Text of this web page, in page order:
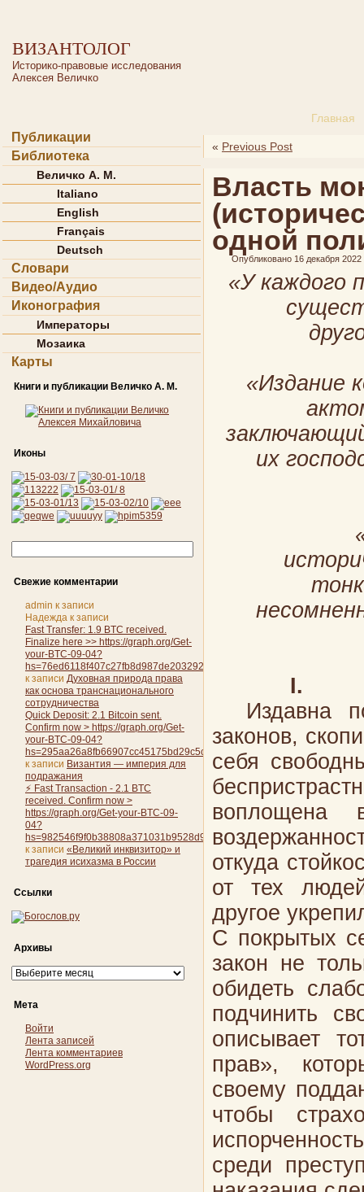
ВИЗАНТОЛОГ
Историко-правовые исследования
Алексея Величко
Главная
Публикации
Библиотека
Величко А. М.
Italiano
English
Français
Deutsch
Словари
Видео/Аудио
Иконография
Императоры
Мозаика
Карты
Книги и публикации Величко А. М.
Иконы
Свежие комментарии
admin к записи
Надежда к записи
Fast Transfer: 1.9 BTC received.
Finalize here >> https://graph.org/Get-
your-BTC-09-04?
hs=76ed6118f407c27fb8d987de20329263&
к записи Духовная природа права
как основа транснационального
сотрудничества
Quick Deposit: 2.1 Bitcoin sent.
Confirm now > https://graph.org/Get-
your-BTC-09-04?
hs=295aa26a8fb66907cc45175bd29c5c46&
к записи Византия — империя для
подражания
⚡ Fast Transaction - 2.1 BTC
received. Confirm now >
https://graph.org/Get-your-BTC-09-
04?
hs=982546f9f0b38808a371031b9528d9cb&
к записи «Великий инквизитор» и
трагедия исихазма в России
Ссылки
Архивы
Архивы
Мета
Войти
Лента записей
Лента комментариев
WordPress.org
« Previous Post
Власть
одной
Опубликовано 16 декабря 2022
«У каждого
«Издание
их
I.
Издавна
законов,
себя
воплощена
откуда
от тех
другое
С покрытых
закон не
обидеть
подчинить
описывает
прав»,
своему
чтобы
среди